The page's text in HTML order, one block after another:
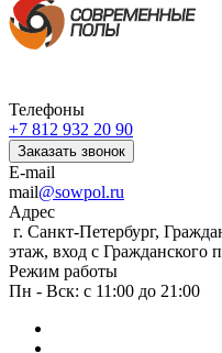
Телефоны
+7 812 932 20 90
Заказать звонок
E-mail
mail@sowpol.ru
Адрес
г. Санкт-Петербург,
этаж, вход с Гражданского
Режим работы
Пн - Вск: с 11:00 до 21:00